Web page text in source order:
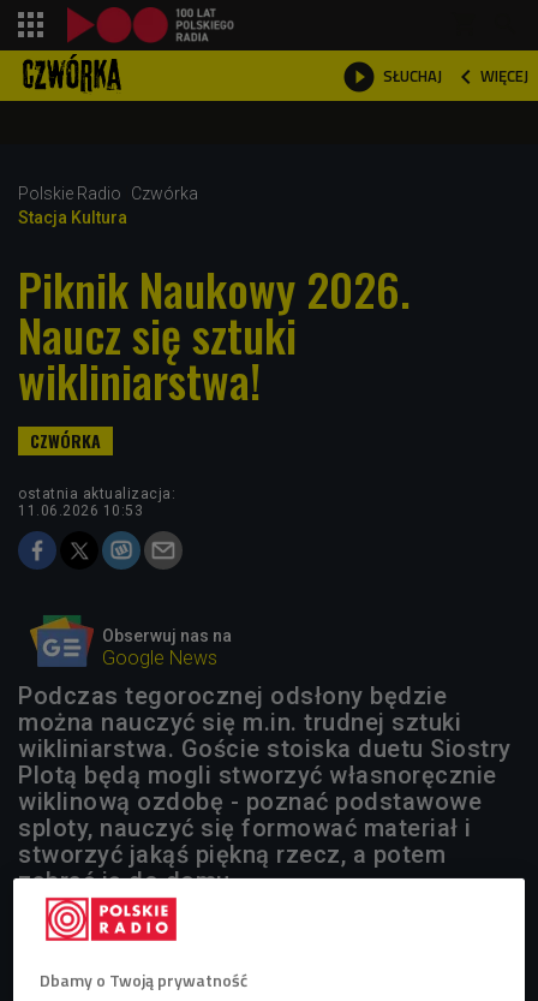
 SŁUCHAJ  WIĘCEJ

Polskie Radio
Czwórka
Stacja Kultura
Piknik Naukowy 2026.
Naucz się sztuki
wikliniarstwa!
ostatnia aktualizacja:
11.06.2026 10:53
Obserwuj nas na
Google News
Podczas tegorocznej odsłony będzie
można nauczyć się m.in. trudnej sztuki
wikliniarstwa. Goście stoiska duetu Siostry
Plotą będą mogli stworzyć własnoręcznie
wiklinową ozdobę - poznać podstawowe
sploty, nauczyć się formować materiał i
stworzyć jakąś piękną rzecz, a potem
zabrać ją do domu.
Dbamy o Twoją prywatność